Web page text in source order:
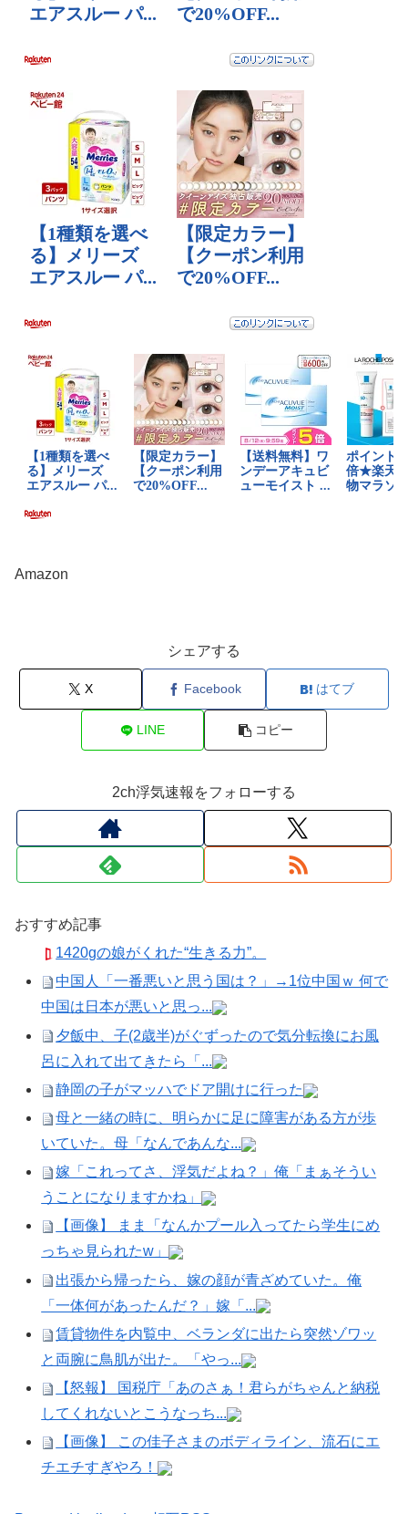
Amazon
シェアする
X Facebook はてブ
LINE コピー
2ch浮気速報をフォローする
おすすめ記事
1420gの娘がくれた“生きる力”。
中国人「一番悪いと思う国は？」→1位中国ｗ 何で
中国は日本が悪いと思っ...
夕飯中、子(2歳半)がぐずったので気分転換にお風
呂に入れて出てきたら「...
静岡の子がマッハでドア開けに行った
母と一緒の時に、明らかに足に障害がある方が歩
いていた。母「なんであんな...
嫁「これってさ、浮気だよね？」俺「まぁそうい
うことになりますかね」
【画像】 まま「なんかプール入ってたら学生にめ
っちゃ見られたw」
出張から帰ったら、嫁の顔が青ざめていた。俺
「一体何があったんだ？」嫁「...
賃貸物件を内覧中、ベランダに出たら突然ゾワッ
と両腕に鳥肌が出た。「やっ...
【怒報】 国税庁「あのさぁ！君らがちゃんと納税
してくれないとこうなっち...
【画像】 この佳子さまのボディライン、流石にエ
チエチすぎやろ！